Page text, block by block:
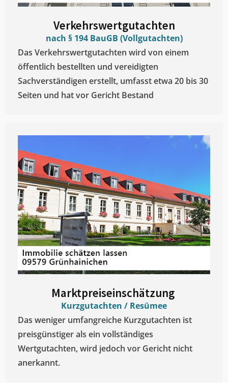
Verkehrswertgutachten
nach § 194 BauGB (Vollgutachten)
Das Verkehrswertgutachten wird von einem
öffentlich bestellten und vereidigten
Sachverständigen erstellt, umfasst etwa 20 bis 30
Seiten und hat vor Gericht Bestand
Marktpreiseinschätzung ​
Kurzgutachten / Resümee
Das weniger umfangreiche Kurzgutachten ist
preisgünstiger als ein vollständiges
Wertgutachten, wird jedoch vor Gericht nicht
anerkannt.